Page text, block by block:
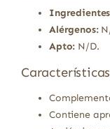
Alérgenos:
Apto: N/D.
Contiene